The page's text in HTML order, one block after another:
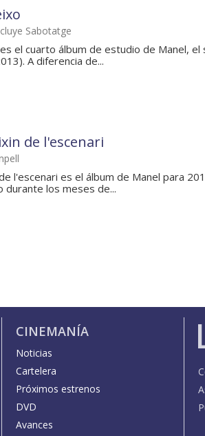
Sabotatge
el cuarto álbum de estudio de Manel,
A diferencia de...
de l'escenari
l'escenari es el álbum de Manel para
durante los meses de...
CINEMANÍA
Noticias
Cartelera
Próximos estrenos
DVD
Avances